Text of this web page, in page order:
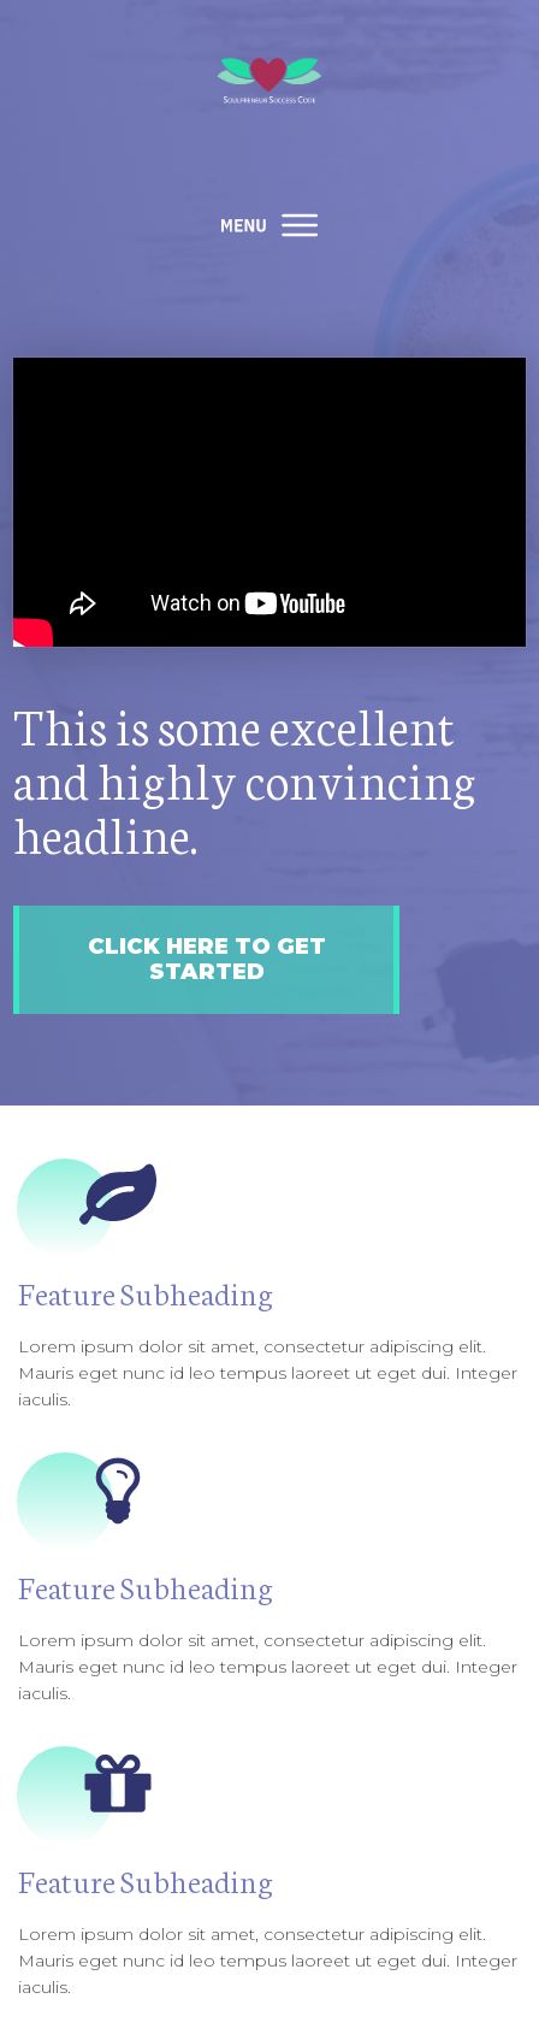
This is some excellent
and highly convincing
headline.
​CLICK HERE TO GET
STARTED
​Feature Subheading
Lorem ipsum dolor sit amet, consectetur adipiscing elit.
Mauris eget nunc id leo tempus laoreet ut eget dui. Integer
iaculis.
​Feature Subheading
​Lorem ipsum dolor sit amet, consectetur adipiscing elit.
Mauris eget nunc id leo tempus laoreet ut eget dui. Integer
iaculis.
​Feature Subheading
​Lorem ipsum dolor sit amet, consectetur adipiscing elit.
Mauris eget nunc id leo tempus laoreet ut eget dui. Integer
iaculis.